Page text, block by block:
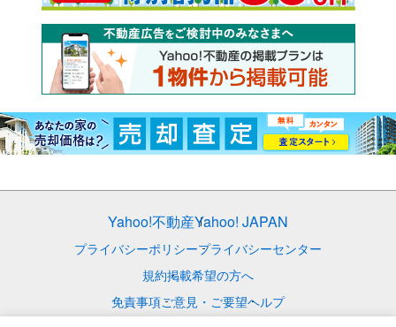
Yahoo!不動産Yahoo! JAPAN
プライバシーポリシープライバシーセンター
規約掲載希望の方へ
免責事項ご意見・ご要望ヘルプ
© LY Corporation